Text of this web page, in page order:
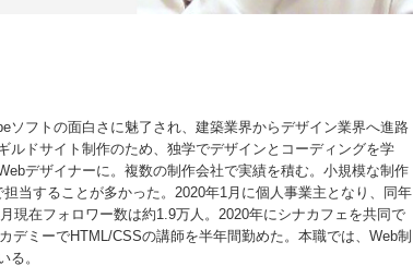
ソフトの面白さに魅了され、建築業界からデザイン業界へ進路
ルドサイト制作のため、独学でデザインとコーディングを学
デザイナーに。複数の制作会社で実績を積む。小規模な制作
当することが多かった。2020年1月に個人事業主となり、同年
現在フォロワー数は約1.9万人。2020年にシナカフェを共同で
デミーでHTML/CSSの講師を半年間勤めた。本職では、Web制
る。